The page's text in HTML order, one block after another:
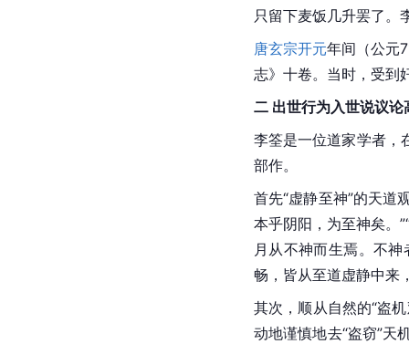
只留下麦饭几升罢了。
唐玄宗开元年间（公元
志》十卷。当时，受到
二 出世行为入世说议论
李筌是一位道家学者，
部作。
首先“虚静至神”的天道
本乎阴阳，为至神矣。
月从不神而生焉。不
畅，皆从至道虚静中来
其次，顺从自然的“盗
动地谨慎地去“盗窃”天